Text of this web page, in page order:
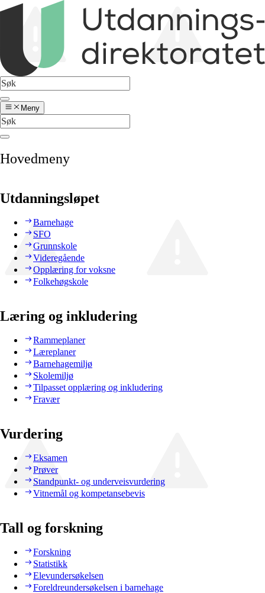
Meny
Hovedmeny
Utdanningsløpet
Barnehage
SFO
Grunnskole
Videregående
Opplæring for voksne
Folkehøgskole
Læring og inkludering
Rammeplaner
Læreplaner
Barnehagemiljø
Skolemiljø
Tilpasset opplæring og inkludering
Fravær
Vurdering
Eksamen
Prøver
Standpunkt- og underveisvurdering
Vitnemål og kompetansebevis
Tall og forskning
Forskning
Statistikk
Elevundersøkelsen
Foreldreundersøkelsen i barnehage